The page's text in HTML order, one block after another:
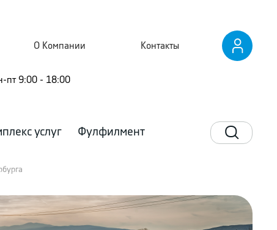
пт 9:00 - 18:00
О Компании Контакты
услуг Фулфилмент